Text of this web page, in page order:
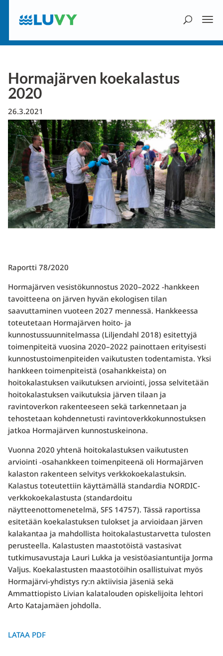
Hormajärven koekalastus
2020
26.3.2021
Raportti 78/2020
Hormajärven vesistökunnostus 2020–2022 -hankkeen
tavoitteena on järven hyvän ekologisen tilan
saavuttaminen vuoteen 2027 mennessä. Hankkeessa
toteutetaan Hormajärven hoito- ja
kunnostussuunnitelmassa (Liljendahl 2018) esitettyjä
toimenpiteitä vuosina 2020–2022 painottaen erityisesti
kunnostustoimenpiteiden vaikutusten todentamista. Yksi
hankkeen toimenpiteistä (osahankkeista) on
hoitokalastuksen vaikutuksen arviointi, jossa selvitetään
hoitokalastuksen vaikutuksia järven tilaan ja
ravintoverkon rakenteeseen sekä tarkennetaan ja
tehostetaan kohdennetusti ravintoverkkokunnostuksen
jatkoa Hormajärven kunnostuskeinona.
Vuonna 2020 yhtenä hoitokalastuksen vaikutusten
arviointi -osahankkeen toimenpiteenä oli Hormajärven
kalaston rakenteen selvitys verkkokoekalastuksin.
Kalastus toteutettiin käyttämällä standardia NORDIC-
verkkokoekalastusta (standardoitu
näytteenottomenetelmä, SFS 14757). Tässä raportissa
esitetään koekalastuksen tulokset ja arvioidaan järven
kalakantaa ja mahdollista hoitokalastustarvetta tulosten
perusteella. Kalastusten maastotöistä vastasivat
tutkimusavustaja Lauri Lukka ja vesistöasiantuntija Jorma
Valjus. Koekalastusten maastotöihin osallistuivat myös
Hormajärvi-yhdistys ry:n aktiivisia jäseniä sekä
Ammattiopisto Livian kalatalouden opiskelijoita lehtori
Arto Katajamäen johdolla.
LATAA PDF